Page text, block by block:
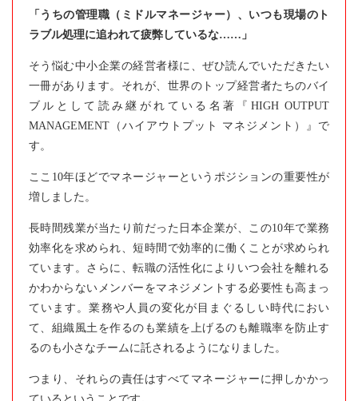
「うちの管理職（ミドルマネージャー）、いつも現場のト
ラブル処理に追われて疲弊しているな……」
そう悩む中小企業の経営者様に、ぜひ読んでいただきたい
一冊があります。それが、世界のトップ経営者たちのバイ
ブルとして読み継がれている名著『HIGH OUTPUT
MANAGEMENT（ハイアウトプット マネジメント）』で
す。
ここ10年ほどでマネージャーというポジションの重要性が
増しました。
長時間残業が当たり前だった日本企業が、この10年で業務
効率化を求められ、短時間で効率的に働くことが求められ
ています。さらに、転職の活性化によりいつ会社を離れる
かわからないメンバーをマネジメントする必要性も高まっ
ています。業務や人員の変化が目まぐるしい時代におい
て、組織風土を作るのも業績を上げるのも離職率を防止す
るのも小さなチームに託されるようになりました。
つまり、それらの責任はすべてマネージャーに押しかかっ